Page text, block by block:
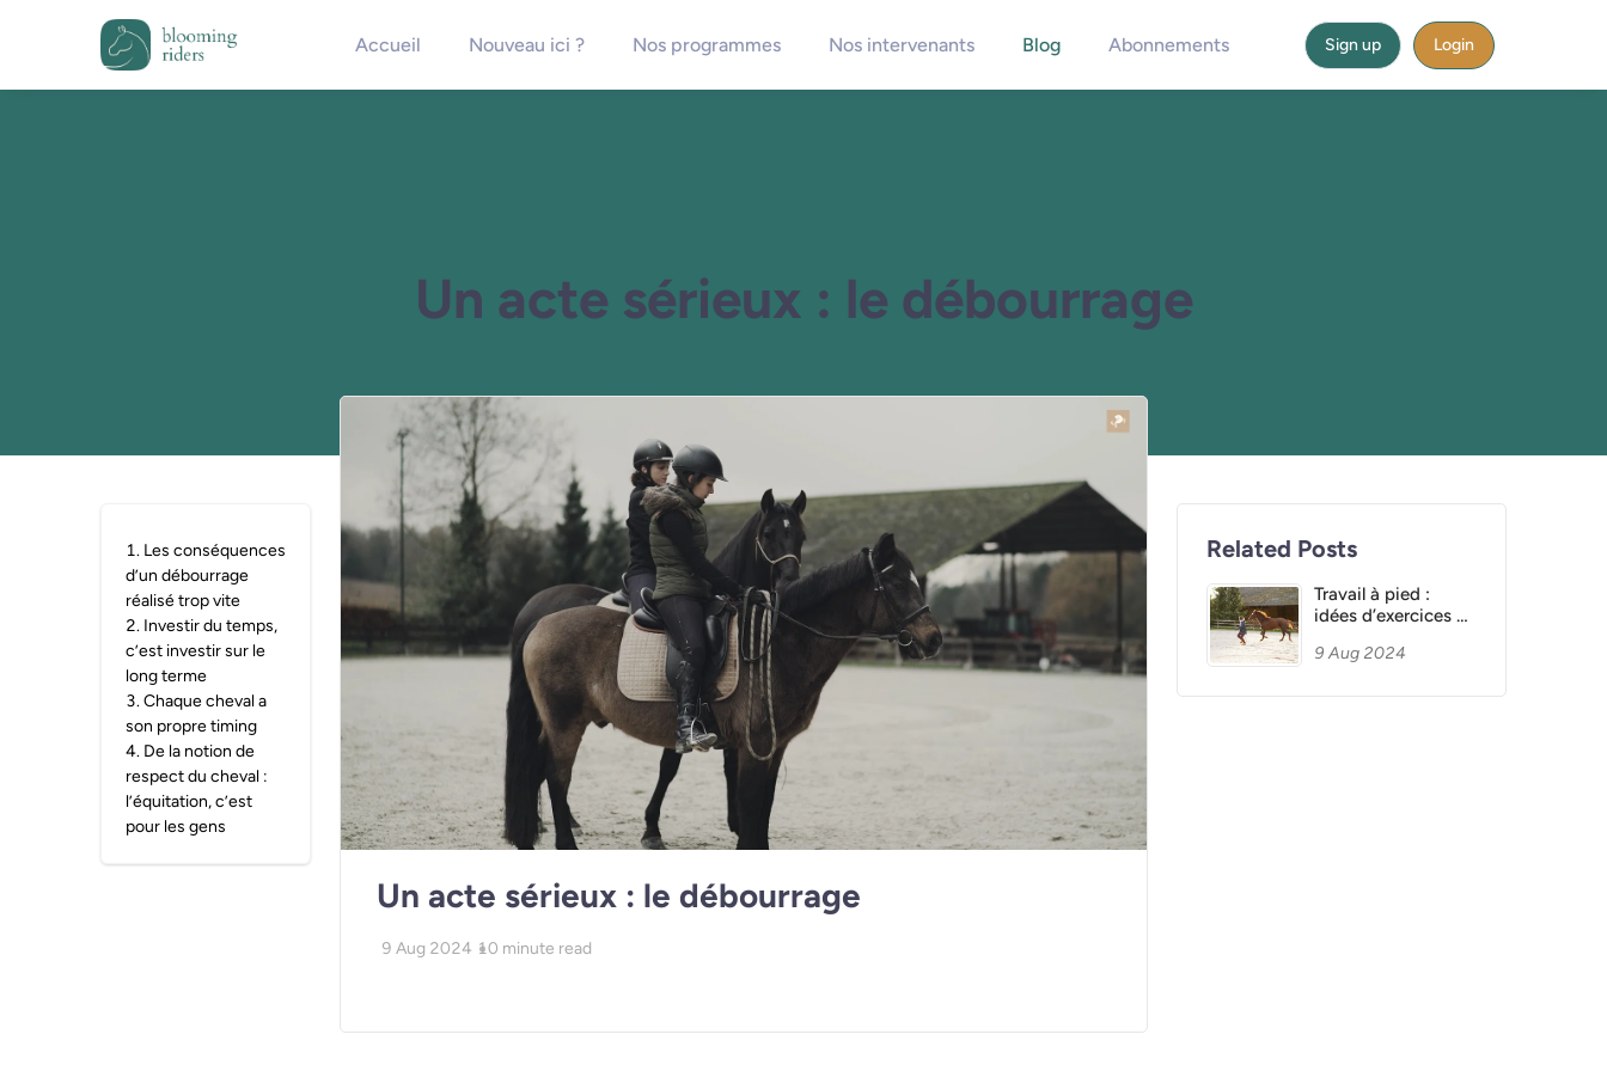
Accueil Nouveau ici ? Nos programmes Nos intervenants Blog Abonnements Sign up Login
Un acte sérieux : le débourrage
1. Les conséquences
d’un débourrage
réalisé trop vite
2. Investir du temps,
c’est investir sur le
long terme
3.Chaque cheval a
son propre timing
4. De la notion de
respect du cheval :
l’équitation, c’est
pour les gens
Un acte sérieux : le débourrage
9 Aug 2024 10 minute read
Related Posts
Travail à pied :
idées d’exercices à
9 Aug 2024